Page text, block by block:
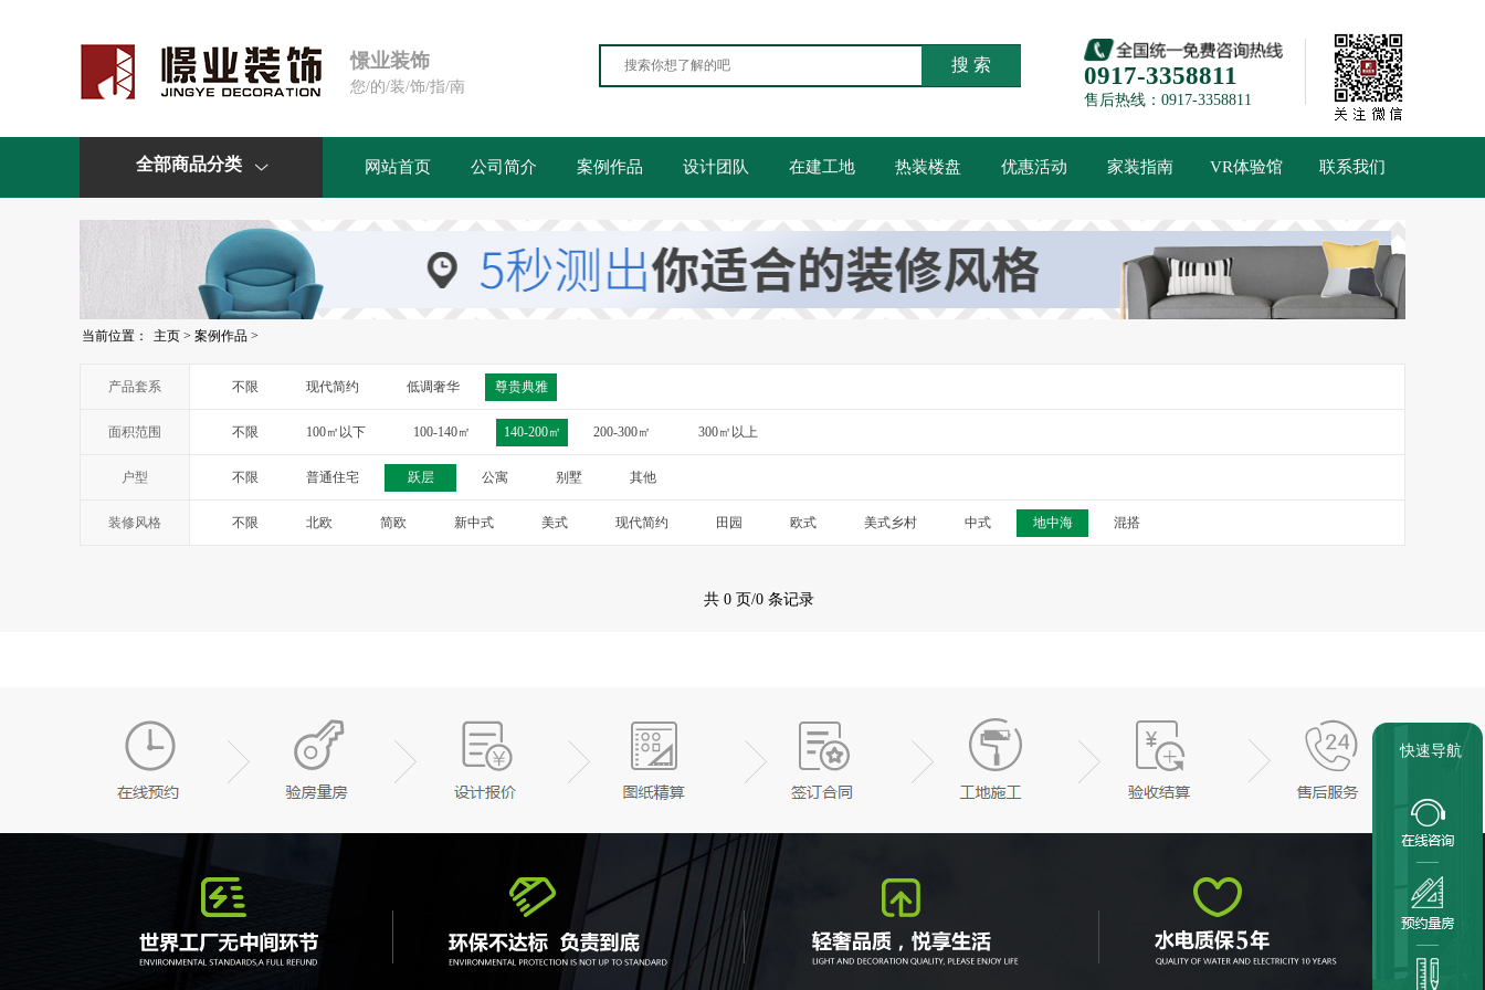
憬业装饰
您/的/装/饰/指/南 0917-3358811
售后热线：0917-3358811
搜 索
全部商品分类  网站首页 公司简介 案例作品 设计团队 在建工地 热装楼盘 优惠活动 家装指南 VR体验馆 联系我们
当前位置： 主页 > 案例作品 >
产品套系 不限 现代简约 低调奢华 尊贵典雅
面积范围 不限 100㎡以下 100-140㎡ 140-200㎡ 200-300㎡ 300㎡以上
户型 不限 普通住宅 跃层 公寓 别墅 其他
装修风格 不限 北欧 简欧 新中式 美式 现代简约 田园 欧式 美式乡村 中式 地中海 混搭
共 0 页/0 条记录
快速导航